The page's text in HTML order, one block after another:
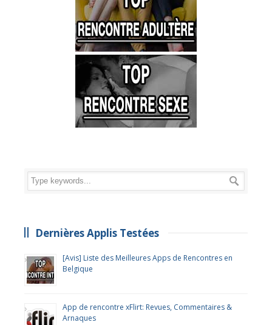
Dernières Applis Testées
[Avis] Liste des Meilleures Apps de Rencontres en
Belgique
App de rencontre xFlirt: Revues, Commentaires &
Arnaques